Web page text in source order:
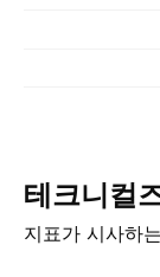
테크니컬
지표가 시사하